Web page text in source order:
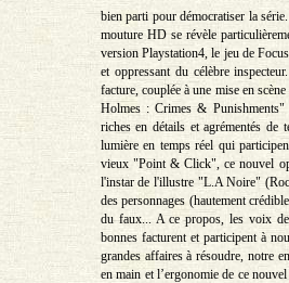
bien parti pour démocratiser la
mouture HD se révèle
version Playstation4, le jeu de
et oppressant du célèbre
facture, couplée à une mise en
Holmes : Crimes & Punishments"
riches en détails et agrémentés de
lumière en temps réel qui
vieux "Point & Click", ce nouvel
l'instar de l'illustre "L.A Noire"
des personnages (hautement
du faux... A ce propos, les voix
bonnes facturent et participent à
grandes affaires à résoudre, notre
en main et l’ergonomie de ce